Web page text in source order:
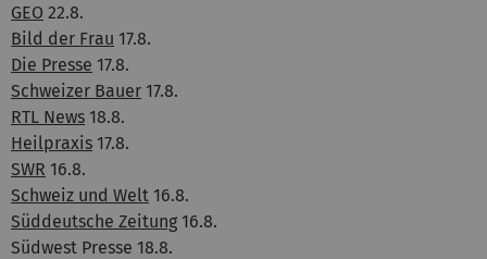
GEO 22.8.
Bild der Frau 17.8.
Die Presse 17.8.
Schweizer Bauer 17.8.
RTL News 18.8.
Heilpraxis 17.8.
SWR 16.8.
Schweiz und Welt 16.8.
Süddeutsche Zeitung 16.8.
Südwest Presse 18.8.